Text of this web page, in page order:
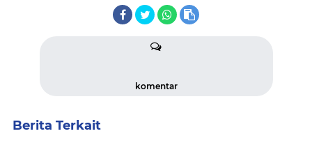
komentar
Berita Terkait